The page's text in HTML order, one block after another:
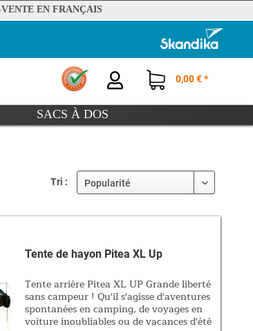
EN FRANÇAIS
0,00 € *
SACS À DOS
Tri :
Tente de hayon Pitea XL Up
Tente arrière Pitea XL UP Grande liberté
sans campeur ! Qu'il s'agisse d'aventures
spontanées en camping, de voyages en
voiture inoubliables ou de vacances d'été